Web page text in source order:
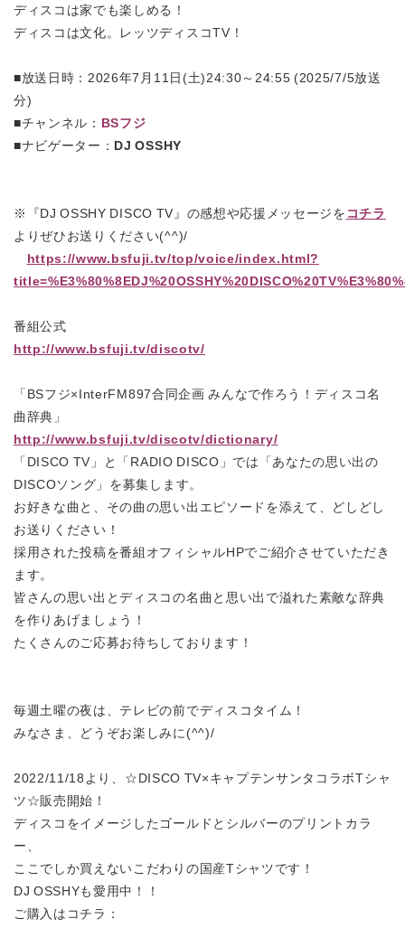
ディスコは家でも楽しめる！
ディスコは文化。レッツディスコTV！
■放送日時：2026年7月11日(土)24:30～24:55 (2025/7/5放送
分)
■チャンネル： BSフジ
■ナビゲーター： DJ OSSHY
※『DJ OSSHY DISCO TV』の感想や応援メッセージを コチラ
よりぜひお送りください(^^)/
https://www.bsfuji.tv/top/voice/index.html?
番組公式
http://www.bsfuji.tv/discotv/
「BSフジ×InterFM897合同企画 みんなで作ろう！ディスコ名
曲辞典」
http://www.bsfuji.tv/discotv/dictionary/
「DISCO TV」と「RADIO DISCO」では「あなたの思い出の
DISCOソング」を募集します。
お好きな曲と、その曲の思い出エピソードを添えて、どしどし
お送りください！
採用された投稿を番組オフィシャルHPでご紹介させていただき
ます。
皆さんの思い出とディスコの名曲と思い出で溢れた素敵な辞典
を作りあげましょう！
たくさんのご応募お待ちしております！
毎週土曜の夜は、テレビの前でディスコタイム！
みなさま、どうぞお楽しみに(^^)/
2022/11/18より、☆ DISCO TV×キャプテンサンタコラボTシャ
ツ☆販売開始！
ディスコをイメージしたゴールドとシルバーのプリントカラ
ー、
ここでしか買えないこだわりの国産Tシャツです！
DJ OSSHYも愛用中！！
ご購入はコチラ：